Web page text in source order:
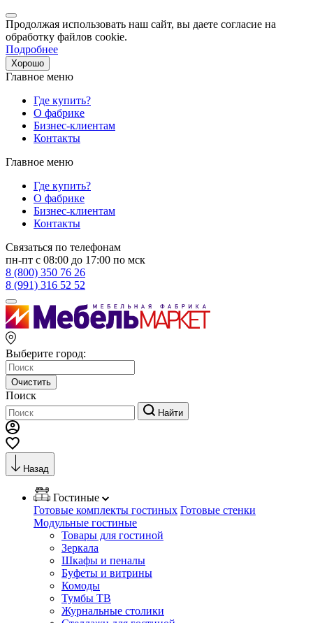
Продолжая использовать наш сайт, вы даете согласие на
обработку файлов cookie.
Подробнее
Хорошо
Главное меню
Где купить?
О фабрике
Бизнес-клиентам
Контакты
Главное меню
Где купить?
О фабрике
Бизнес-клиентам
Контакты
Связаться по телефонам
пн-пт с 08:00 до 17:00 по мск
8 (800) 350 76 26
8 (991) 316 52 52
Выберите город:
Очистить
Поиск
Найти
Назад
Гостиные
Готовые комплекты гостиных Готовые стенки
Модульные гостиные
Товары для гостиной
Зеркала
Шкафы и пеналы
Буфеты и витрины
Комоды
Тумбы ТВ
Журнальные столики